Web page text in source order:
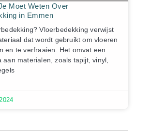
Moet Weten Over
in Emmen
Vloerbedekking verwijst
dat wordt gebruikt om vloeren
en te verfraaien. Het omvat een
aan materialen, zoals tapijt, vinyl,